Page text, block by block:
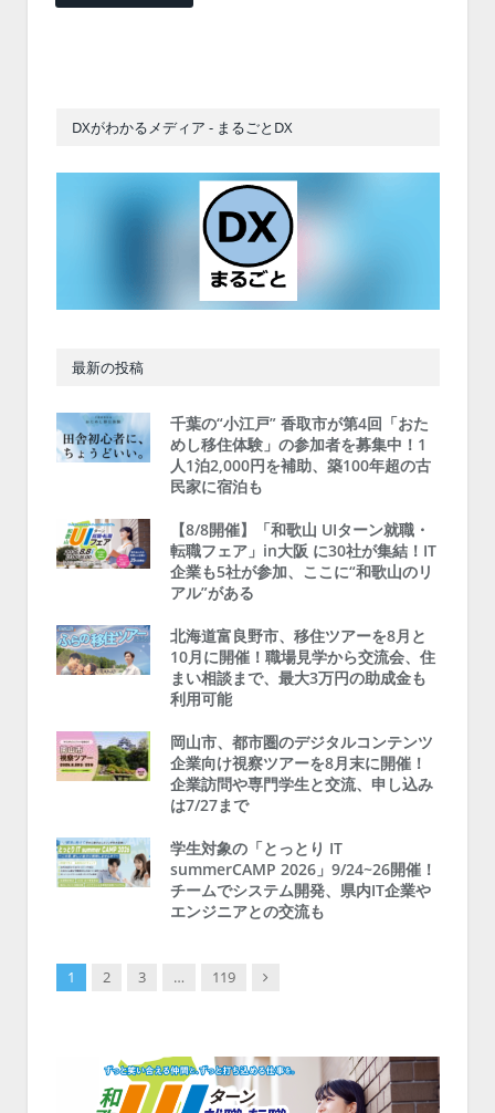
DXがわかるメディア - まるごとDX
最新の投稿
千葉の“小江戸” 香取市が第4回「おた
めし移住体験」の参加者を募集中！1
人1泊2,000円を補助、築100年超の古
民家に宿泊も
【8/8開催】「和歌山 UIターン就職・
転職フェア」in大阪 に30社が集結！IT
企業も5社が参加、ここに“和歌山のリ
アル”がある
北海道富良野市、移住ツアーを8月と
10月に開催！職場見学から交流会、住
まい相談まで、最大3万円の助成金も
利用可能
岡山市、都市圏のデジタルコンテンツ
企業向け視察ツアーを8月末に開催！
企業訪問や専門学生と交流、申し込み
は7/27まで
学生対象の「とっとり IT
summerCAMP 2026」9/24~26開催！
チームでシステム開発、県内IT企業や
エンジニアとの交流も
1 2 3 … 119 Next